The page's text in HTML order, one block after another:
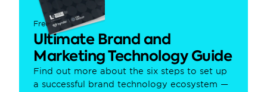
Free guide
Ultimate Brand and
Marketing Technology Guide
Find out more about the six steps to set up
a successful brand technology ecosystem —